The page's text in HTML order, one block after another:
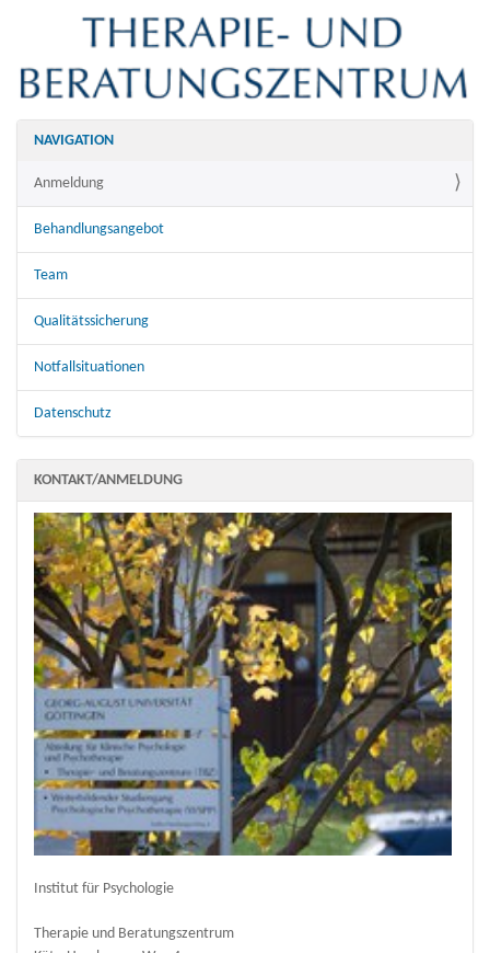
NAVIGATION
Anmeldung
Behandlungsangebot
Team
Qualitätssicherung
Notfallsituationen
Datenschutz
KONTAKT/ANMELDUNG
Institut für Psychologie
Therapie und Beratungszentrum